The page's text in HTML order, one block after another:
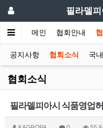
필라델
메인 협회안내
공지사항 협회소식 국
협회소식
필라델피아시 식품영업